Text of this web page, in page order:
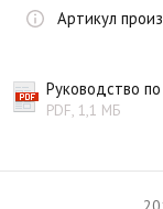
Артикул
Руководство
PDF, 1,1 МБ